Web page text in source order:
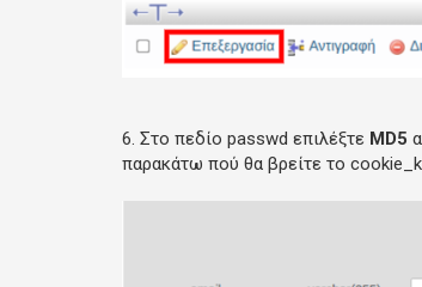
6. Στο πεδίο passwd επιλέξτε MD5
παρακάτω πού θα βρείτε το